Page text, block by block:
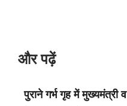
और पढ़ें
पुराने गर्भ गृह में मुख्यमंत्री व